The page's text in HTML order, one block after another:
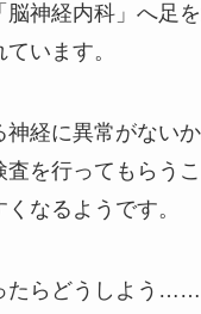
脳神経内科」へ足
います。
神経に異常がない
を行ってもらう
なるようです。
たらどうしよう